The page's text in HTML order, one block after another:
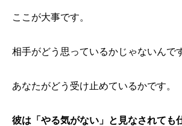
ここが大事です。
相手がどう思っているかじゃないんで
あなたがどう受け止めているかです。
彼は「やる気がない」と見なされても